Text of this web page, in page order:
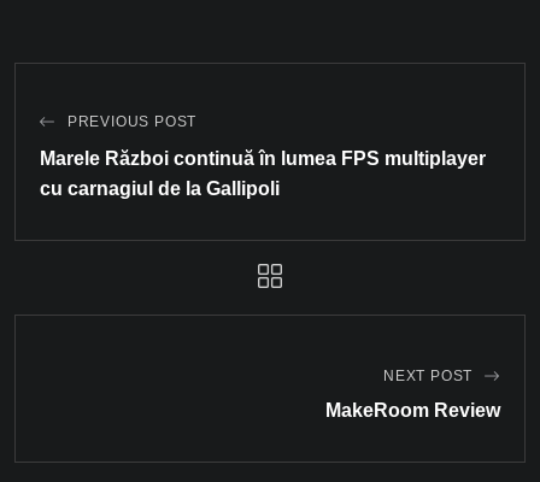
PREVIOUS POST
Marele Război continuă în lumea FPS multiplayer
cu carnagiul de la Gallipoli
NEXT POST
MakeRoom Review